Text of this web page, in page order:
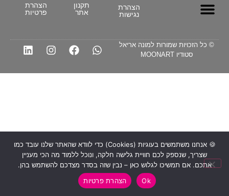
הצהרת
פרטיות
תקנון
אתר
הצהרת
נגישות
© כל הזכויות שמורות למונה אריאל
סטודיו MOONART
🍪 אנחנו משתמשים בעוגיות (Cookies) כדי לוודא שהאתר שלנו עובד כמו
שצריך, שנספק לכם חוויית גלישה חלקה, ונוכל ללמוד מה הכי מעניין
אתכם. אם תמשיכו לגלוש כאן – נבין שזה בסדר מצדכם להשתמש בהן.
Ok
הצהרת פרטיות